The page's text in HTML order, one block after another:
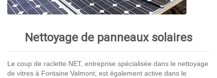
Nettoyage de panneaux solaires
Le coup de raclette.NET, entreprise spécialisée dans le nettoyage
de vitres à Fontaine Valmont, est également active dans le